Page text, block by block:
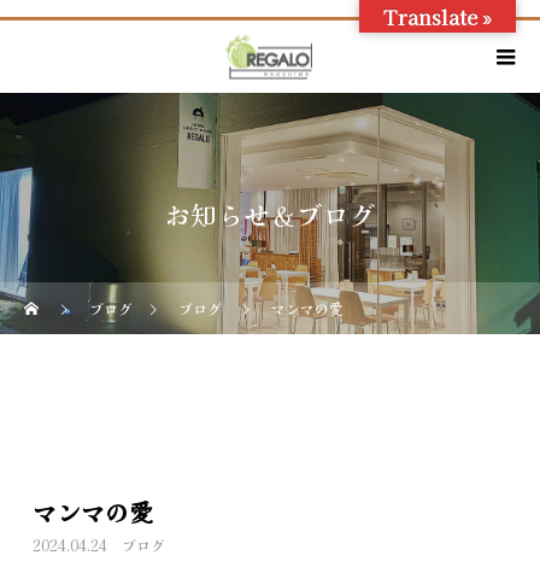
お知らせ＆ブログ
ブログ ブログ マンマの愛
マンマの愛
2024.04.24 ブログ
Translate »